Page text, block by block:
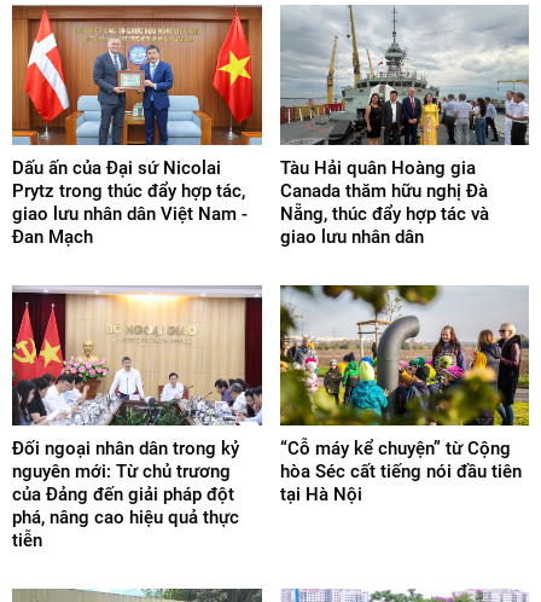
Dấu ấn của Đại sứ Nicolai
Prytz trong thúc đẩy hợp tác,
giao lưu nhân dân Việt Nam -
Đan Mạch
Tàu Hải quân Hoàng gia
Canada thăm hữu nghị Đà
Nẵng, thúc đẩy hợp tác và
giao lưu nhân dân
Đối ngoại nhân dân trong kỷ
nguyên mới: Từ chủ trương
của Đảng đến giải pháp đột
phá, nâng cao hiệu quả thực
tiễn
“Cỗ máy kể chuyện” từ Cộng
hòa Séc cất tiếng nói đầu tiên
tại Hà Nội